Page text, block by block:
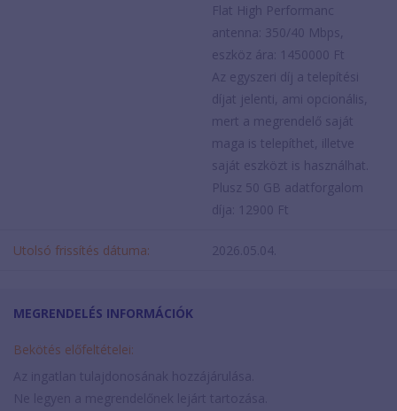
Flat High Performanc
antenna: 350/40 Mbps,
eszköz ára: 1450000 Ft
Az egyszeri díj a telepítési
díjat jelenti, ami opcionális,
mert a megrendelő saját
maga is telepíthet, illetve
saját eszközt is használhat.
Plusz 50 GB adatforgalom
díja: 12900 Ft
Utolsó frissítés dátuma: 2026.05.04.
MEGRENDELÉS INFORMÁCIÓK
Bekötés előfeltételei: